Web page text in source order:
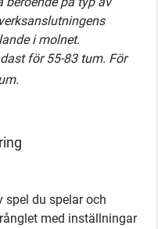
i molnet.
för 55-83 tum. För
spel du spelar och
med inställningar